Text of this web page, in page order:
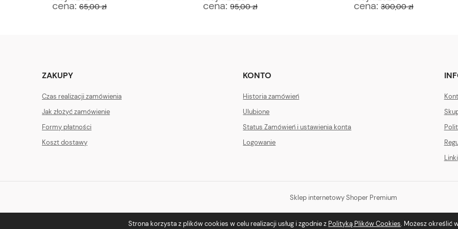
Strona korzysta z plików cookies w celu realizacji usług i zgodnie z Polityką Plików Cookies. Możesz określić
cena: 65,00 zł cena: 95,00 zł cena: 300,00 zł
ZAKUPY
Czas realizacji zamówienia
Jak złożyć zamówienie
Formy płatności
Koszt dostawy
KONTO
Historia zamówień
Ulubione
Status Zamówień i ustawienia konta
Logowanie
Linki
Sklep internetowy Shoper Premium